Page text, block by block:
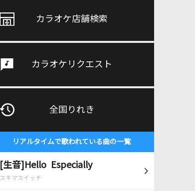
カラオケ店舗検索
カラオケリクエスト
全国りれき
リアルタイムで歌われている曲の一覧
[生音]Hello Especially
スキマスイッチ